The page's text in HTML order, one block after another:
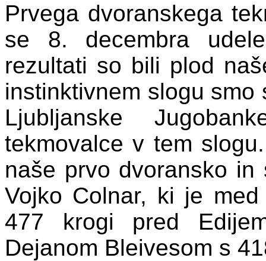
Prvega dvoranskega
se 8. decembra
rezultati so bili plod
instinktivnem slogu
Ljubljanske
tekmovalce v tem
naše prvo dvoransko
Vojko Colnar, ki je
477 krogi pred
Dejanom Bleivesom s